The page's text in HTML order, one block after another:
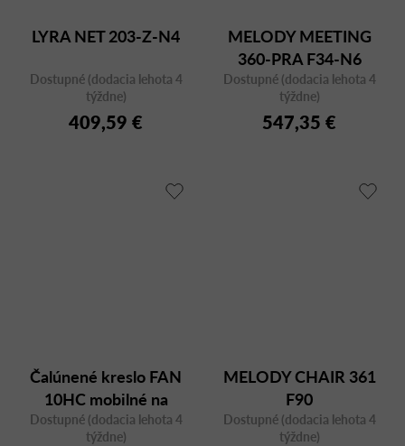
LYRA NET 203-Z-N4
Dostupné (dodacia lehota 4
týždne)
409,59 €
MELODY MEETING
360-PRA F34-N6
Dostupné (dodacia lehota 4
týždne)
547,35 €
Čalúnené kreslo FAN
10HC mobilné na
kolieskach
Dostupné (dodacia lehota 4
týždne)
MELODY CHAIR 361
F90
Dostupné (dodacia lehota 4
týždne)